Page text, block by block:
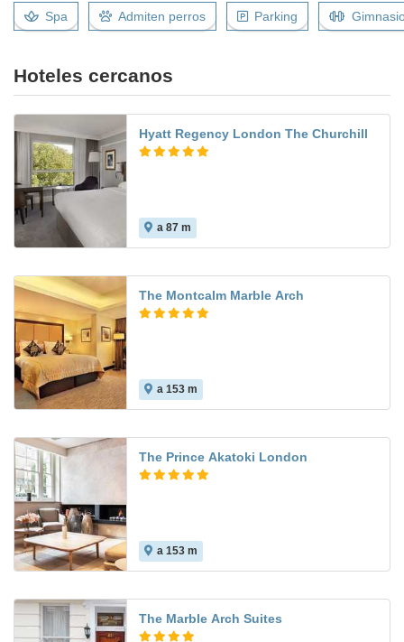
Spa Admiten perros Parking
Hoteles cercanos
Hyatt Regency London The Churchill
a 87 m
The Montcalm Marble Arch
a 153 m
The Prince Akatoki London
a 153 m
The Marble Arch Suites